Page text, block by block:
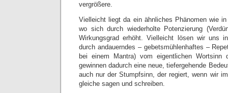
vergrößere.
Vielleicht liegt da ein ähnliches Phänomen wie
wo sich durch wiederholte Potenzierung
Wirkungsgrad erhöht. Vielleicht lösen wir uns
durch andauerndes – gebetsmühlenhaftes –
bei einem Mantra) vom eigentlichen
gewinnen dadurch eine neue, tiefergehende
auch nur der Stumpfsinn, der regiert, wenn wir
gleiche sagen und schreiben.